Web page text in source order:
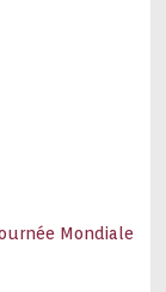
Mondiale